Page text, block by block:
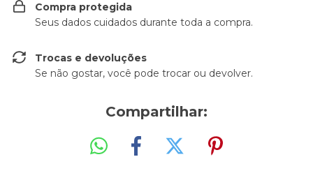
Compra protegida
Seus dados cuidados durante toda a compra.
Trocas e devoluções
Se não gostar, você pode trocar ou devolver.
Compartilhar: